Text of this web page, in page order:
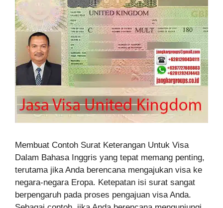
Membuat Contoh Surat Keterangan Untuk Visa
Dalam Bahasa Inggris yang tepat memang penting,
terutama jika Anda berencana mengajukan visa ke
negara-negara Eropa. Ketepatan isi surat sangat
berpengaruh pada proses pengajuan visa Anda.